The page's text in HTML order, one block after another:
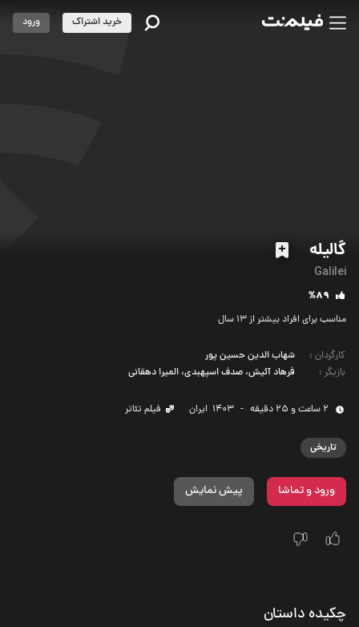
گالیله
Galilei
%89
مناسب برای افراد بیشتر از 13 سال
کارگردان :
شهاب الدین حسین پور
بازیگر : فرهاد آئیش، صدف اسپهبدی، المیرا دهقانی
2 ساعت و 25 دقیقه -
1403 ‌ ایران فیلم تئاتر
تاریخی
ورود و تماشا پیش نمایش
خرید اشتراک ورود
چکیده داستان